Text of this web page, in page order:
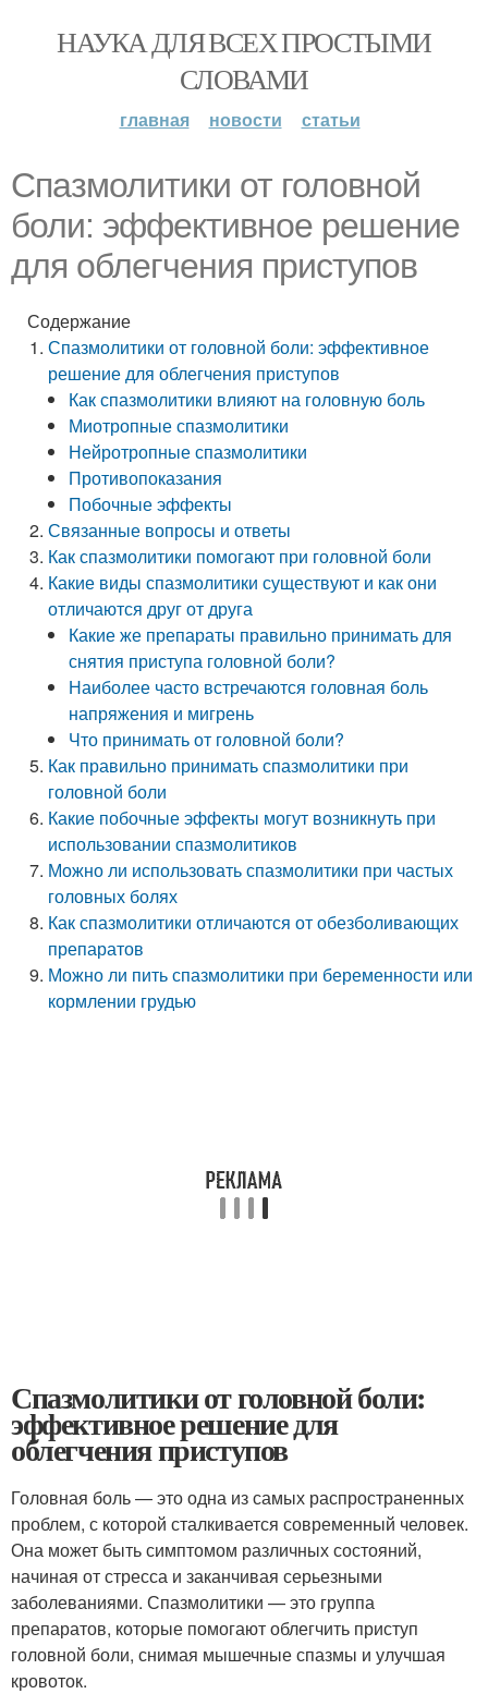
НАУКА ДЛЯ ВСЕХ ПРОСТЫМИ
СЛОВАМИ
главная новости статьи
Спазмолитики от головной
боли: эффективное решение
для облегчения приступов
Содержание
Спазмолитики от головной боли: эффективное
решение для облегчения приступов
Как спазмолитики влияют на головную боль
Миотропные спазмолитики
Нейротропные спазмолитики
Противопоказания
Побочные эффекты
Связанные вопросы и ответы
Как спазмолитики помогают при головной боли
Какие виды спазмолитики существуют и как они
отличаются друг от друга
Какие же препараты правильно принимать для
снятия приступа головной боли?
Наиболее часто встречаются головная боль
напряжения и мигрень
Что принимать от головной боли?
Как правильно принимать спазмолитики при
головной боли
Какие побочные эффекты могут возникнуть при
использовании спазмолитиков
Можно ли использовать спазмолитики при частых
головных болях
Как спазмолитики отличаются от обезболивающих
препаратов
Можно ли пить спазмолитики при беременности или
кормлении грудью
Спазмолитики от головной боли:
эффективное решение для
облегчения приступов
Головная боль — это одна из самых распространенных
проблем, с которой сталкивается современный человек.
Она может быть симптомом различных состояний,
начиная от стресса и заканчивая серьезными
заболеваниями. Спазмолитики — это группа
препаратов, которые помогают облегчить приступ
головной боли, снимая мышечные спазмы и улучшая
кровоток.